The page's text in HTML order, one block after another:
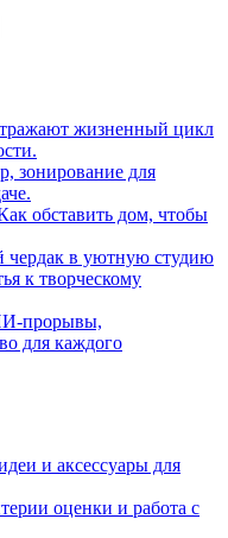
жизненный цикл
зонирование для
обставить дом, чтобы
чердак в уютную студию
к творческому
прорывы,
для каждого
и аксессуары для
оценки и работа с